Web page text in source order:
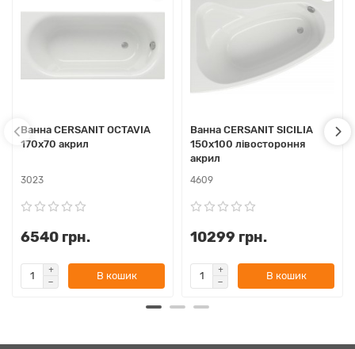
Ванна CERSANIT OCTAVIA
170х70 акрил
3023
6540 грн.
В кошик
Ванна CERSANIT SICILIA
150х100 лівостороння
акрил
4609
10299 грн.
В кошик